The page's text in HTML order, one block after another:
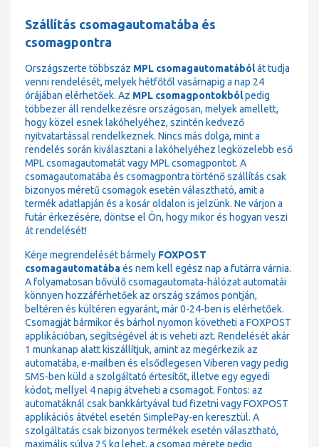
Szállítás csomagautomatába és
csomagpontra
Országszerte többszáz MPL csomagautomatábólát tudja
venni rendelését, melyek hétfőtől vasárnapig a nap 24
órájában elérhetőek. Az MPL csomagpontokbólpedig
többezer áll rendelkezésre országosan, melyek amellett,
hogy közel esnek lakóhelyéhez, szintén kedvező
nyitvatartással rendelkeznek. Nincs más dolga, mint a
rendelés során kiválasztani a lakóhelyéhez legközelebb eső
MPL csomagautomatát vagy MPL csomagpontot. A
csomagautomatába és csomagpontra történő szállítás csak
bizonyos méretű csomagok esetén választható, amit a
termék adatlapján és a kosár oldalon is jelzünk. Ne várjon a
futár érkezésére, döntse el Ön, hogy mikor és hogyan veszi
át rendelését!
Kérje megrendelését bármely FOXPOST
csomagautomatábaés nem kell egész nap a futárra várnia.
A folyamatosan bővülő csomagautomata-hálózat automatái
könnyen hozzáférhetőek az ország számos pontján,
beltéren és kültéren egyaránt, már 0-24-ben is elérhetőek.
Csomagját bármikor és bárhol nyomon követheti a FOXPOST
applikációban, segítségével át is veheti azt. Rendelését akár
1 munkanap alatt kiszállítjuk, amint az megérkezik az
automatába, e-mailben és elsődlegesen Viberen vagy pedig
SMS-ben küld a szolgáltató értesítőt, illetve egy egyedi
kódot, mellyel 4 napig átveheti a csomagot. Fontos: az
automatáknál csak bankkártyával tud fizetni vagy FOXPOST
applikációs átvétel esetén SimplePay-en keresztül. A
szolgáltatás csak bizonyos termékek esetén választható,
maximális súlya 25 kg lehet, a csomag mérete pedig